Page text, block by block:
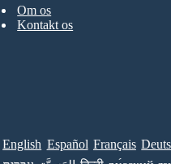
Om os
Kontakt os
English Español Français